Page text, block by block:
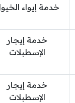
خدمة إيواء
خدمة إيجار
الإسطبلات
خدمة إيجار
الإسطبلات